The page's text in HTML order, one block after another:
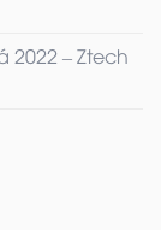
2022 – Ztech